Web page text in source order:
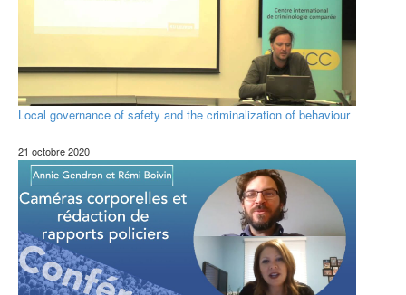
Local governance of safety and the criminalization of behaviour
21 octobre 2020